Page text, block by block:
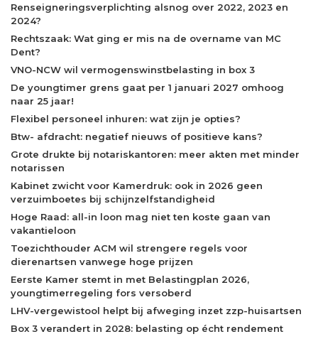
Renseigneringsverplichting alsnog over 2022, 2023 en
2024?
Rechtszaak: Wat ging er mis na de overname van MC
Dent?
VNO-NCW wil vermogenswinstbelasting in box 3
De youngtimer grens gaat per 1 januari 2027 omhoog
naar 25 jaar!
Flexibel personeel inhuren: wat zijn je opties?
Btw- afdracht: negatief nieuws of positieve kans?
Grote drukte bij notariskantoren: meer akten met minder
notarissen
Kabinet zwicht voor Kamerdruk: ook in 2026 geen
verzuimboetes bij schijnzelfstandigheid
Hoge Raad: all-in loon mag niet ten koste gaan van
vakantieloon
Toezichthouder ACM wil strengere regels voor
dierenartsen vanwege hoge prijzen
Eerste Kamer stemt in met Belastingplan 2026,
youngtimerregeling fors versoberd
LHV-vergewistool helpt bij afweging inzet zzp-huisartsen
Box 3 verandert in 2028: belasting op écht rendement